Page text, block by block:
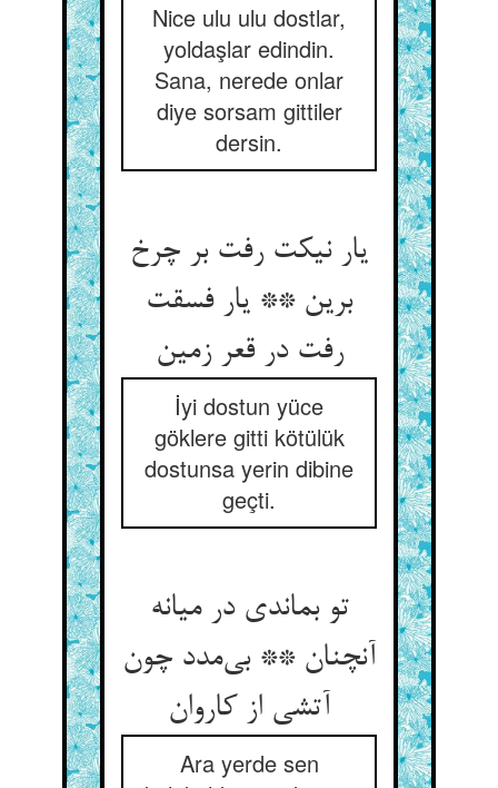
Nice ulu ulu dostlar,
yoldaşlar edindin.
Sana, nerede onlar
diye sorsam gittiler
dersin.
یار نیکت رفت بر چرخ
برین ** یار فسقت
رفت در قعر زمین
İyi dostun yüce
göklere gitti kötülük
dostunsa yerin dibine
geçti.
تو بماندی در میانه
آنچنان ** بی‌مدد چون
آتشی از کاروان
Ara yerde sen